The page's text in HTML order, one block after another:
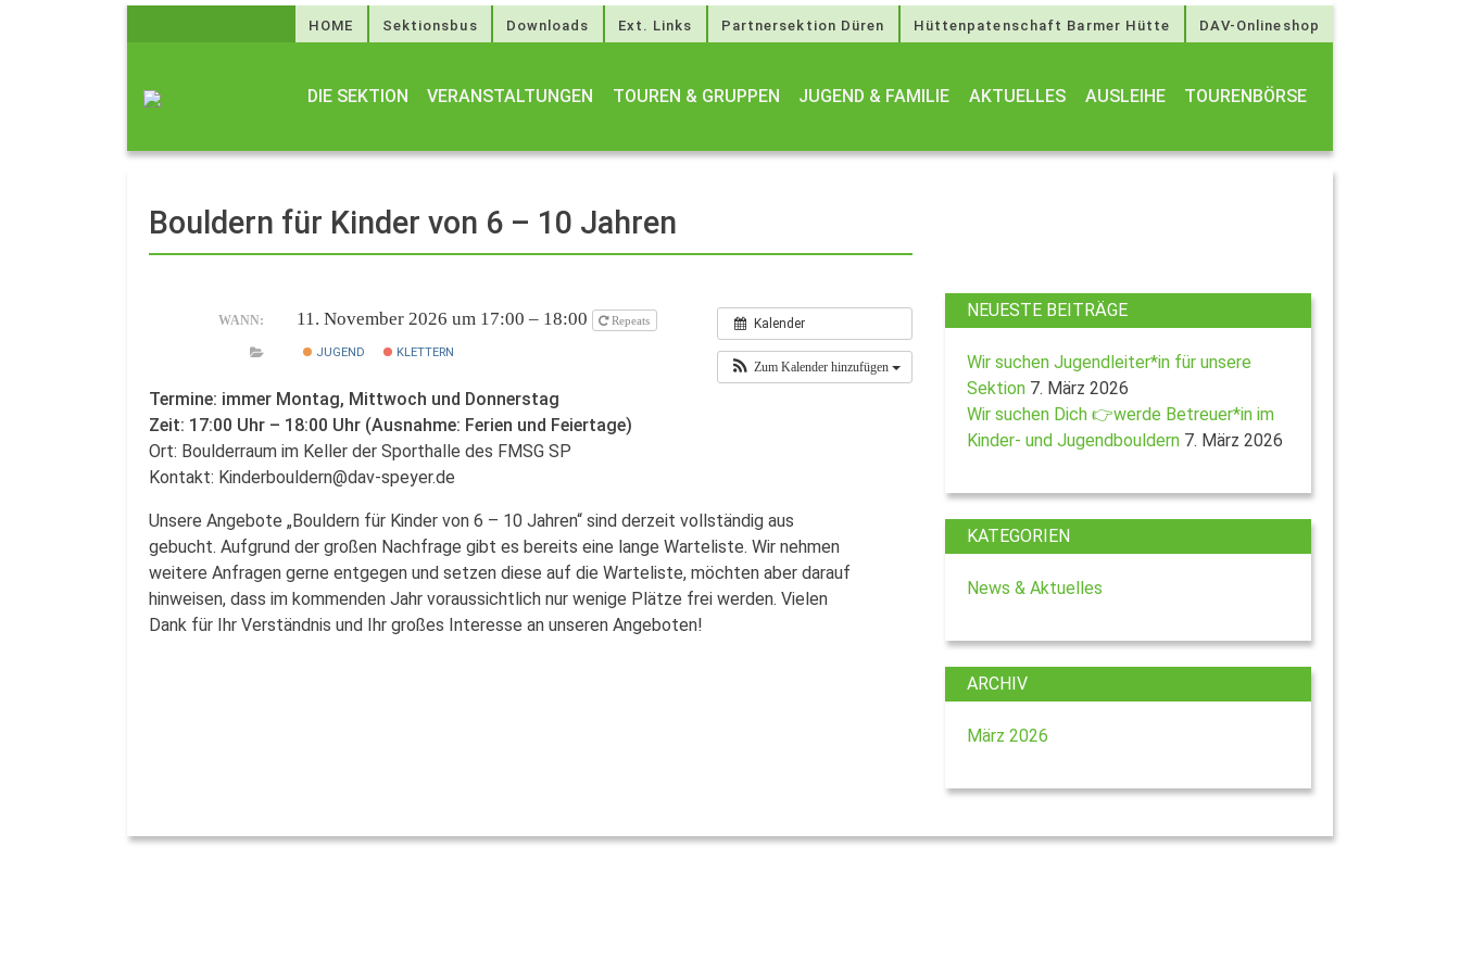
HOME Sektionsbus Downloads Ext. Links Partnersektion Düren Hüttenpatenschaft Barmer Hütte DAV-Onlineshop
DIE SEKTION VERANSTALTUNGEN TOUREN & GRUPPEN JUGEND & FAMILIE AKTUELLES AUSLEIHE TOURENBÖRSE
Bouldern für Kinder von 6 – 10 Jahren
Kalender
Zum Kalender hinzufügen
WANN: 11. November 2026 um 17:00 – 18:00 Repeats
JUGEND KLETTERN
Termine: immer Montag, Mittwoch und Donnerstag
Zeit: 17:00 Uhr – 18:00 Uhr (Ausnahme: Ferien und Feiertage)
Ort: Boulderraum im Keller der Sporthalle des FMSG SP
Kontakt: Kinderbouldern@dav-speyer.de
Unsere Angebote „Bouldern für Kinder von 6 – 10 Jahren“ sind derzeit vollständig aus
gebucht. Aufgrund der großen Nachfrage gibt es bereits eine lange Warteliste. Wir nehmen
weitere Anfragen gerne entgegen und setzen diese auf die Warteliste, möchten aber darauf
hinweisen, dass im kommenden Jahr voraussichtlich nur wenige Plätze frei werden. Vielen
Dank für Ihr Verständnis und Ihr großes Interesse an unseren Angeboten!
NEUESTE BEITRÄGE
Wir suchen Jugendleiter*in für unsere
Sektion 7. März 2026
Wir suchen Dich 👉werde Betreuer*in im
Kinder- und Jugendbouldern 7. März 2026
KATEGORIEN
News & Aktuelles
ARCHIV
März 2026